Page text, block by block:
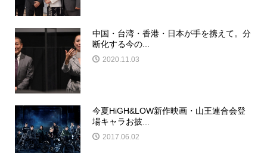
中国・台湾・香港・日本が手を携えて。分
断化する今の...
2020.11.03
今夏HiGH&LOW新作映画・山王連合会登
場キャラお披...
2017.06.02